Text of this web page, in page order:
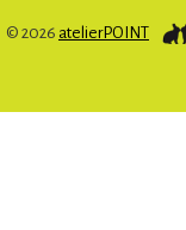
© 2026 atelierPOINT